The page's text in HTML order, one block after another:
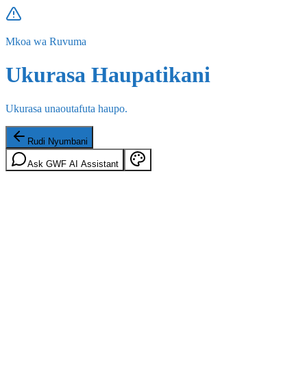
Mkoa wa Ruvuma
Ukurasa Haupatikani
Ukurasa unaoutafuta haupo.
Rudi Nyumbani
Ask GWF AI Assistant